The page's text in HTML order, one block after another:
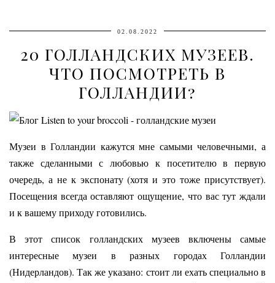
02.08.2022
20 ГОЛЛАНДСКИХ МУЗЕЕВ.
ЧТО ПОСМОТРЕТЬ В
ГОЛЛАНДИИ?
Музеи в Голландии кажутся мне самыми человечными, а
также сделанными с любовью к посетителю в первую
очередь, а не к экспонату (хотя и это тоже присутствует).
Посещения всегда оставляют ощущение, что вас тут ждали
и к вашему приходу готовились.
В этот список голландских музеев включены самые
интересные музеи в разных городах Голландии
(Нидерландов). Так же указано: стоит ли ехать специально в